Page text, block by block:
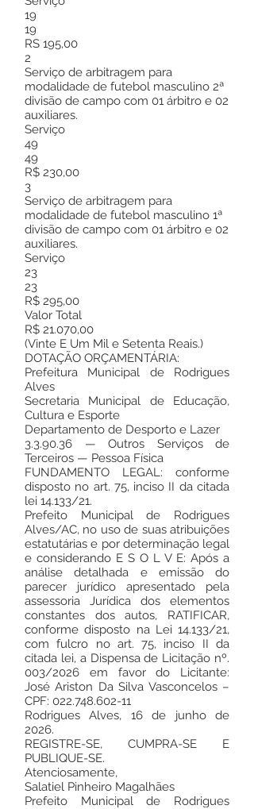
19
19
RS 195,00
2
Serviço de arbitragem para
modalidade de futebol masculino 2ª
divisão de campo com 01 árbitro e 02
auxiliares.
Serviço
49
49
R$ 230,00
3
Serviço de arbitragem para
modalidade de futebol masculino 1ª
divisão de campo com 01 árbitro e 02
auxiliares.
Serviço
23
23
R$ 295,00
Valor Total
R$ 21.070,00
(Vinte E Um Mil e Setenta Reais.)
DOTAÇÃO ORÇAMENTÁRIA:
Prefeitura Municipal de Rodrigues
Alves
Secretaria Municipal de Educação,
Cultura e Esporte
Departamento de Desporto e Lazer
3.3.90.36 — Outros Serviços de
Terceiros — Pessoa Física
FUNDAMENTO LEGAL: conforme
disposto no art. 75, inciso II da citada
lei 14.133/21.
Prefeito Municipal de Rodrigues
Alves/AC, no uso de suas atribuições
estatutárias e por determinação legal
e considerando E S O L V E: Após a
análise detalhada e emissão do
parecer jurídico apresentado pela
assessoria Jurídica dos elementos
constantes dos autos, RATIFICAR,
conforme disposto na Lei 14.133/21,
com fulcro no art. 75, inciso II da
citada lei, a Dispensa de Licitação nº.
003/2026 em favor do Licitante:
José Ariston Da Silva Vasconcelos –
CPF: 022.748.602-11
Rodrigues Alves, 16 de junho de
2026.
REGISTRE-SE, CUMPRA-SE E
PUBLIQUE-SE.
Atenciosamente,
Salatiel Pinheiro Magalhães
Prefeito Municipal de Rodrigues